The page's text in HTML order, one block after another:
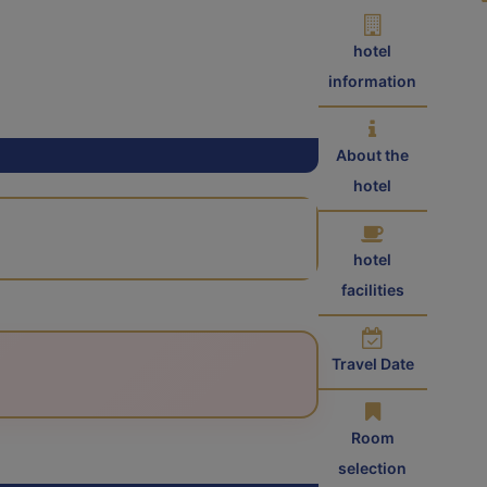
hotel
information
About the
hotel
hotel
facilities
Travel Date
Room
selection